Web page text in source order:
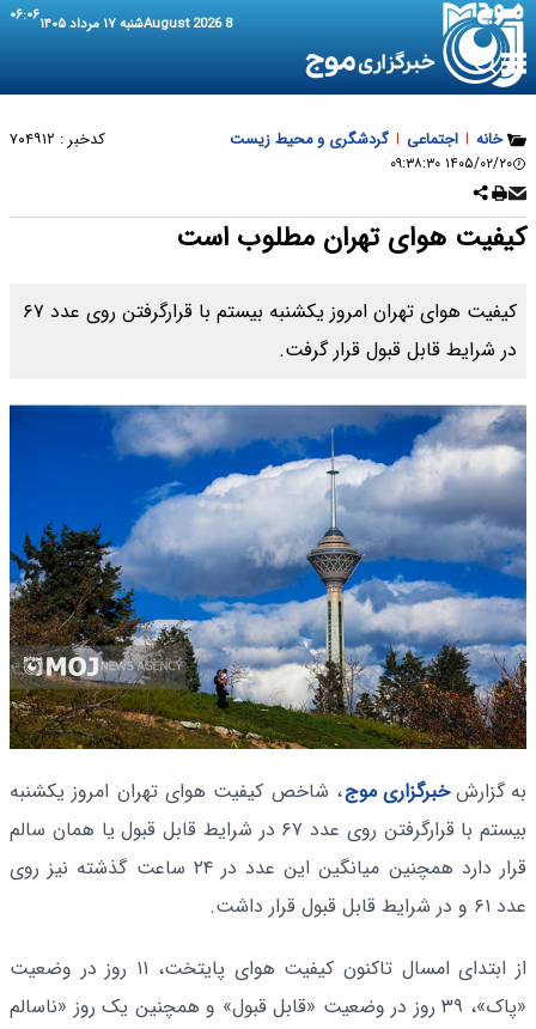
8 August 2026 شنبه ۱۷ مرداد ۱۴۰۵ ۰۶:۰۶
خانه | اجتماعی | گردشگری و محیط زیست کدخبر : ۷۰۴۹۱۲
۱۴۰۵/۰۲/۲۰ ۰۹:۳۸:۳۰
کیفیت هوای تهران مطلوب است
کیفیت هوای تهران امروز یکشنبه بیستم با قرارگرفتن روی عدد ۶۷
در شرایط قابل قبول قرار گرفت.
به گزارشخبرگزاری موج، شاخص کیفیت هوای تهران امروز یکشنبه
بیستم با قرارگرفتن روی عدد ۶۷ در شرایط قابل قبول یا همان سالم
قرار دارد همچنین میانگین این عدد در ۲۴ ساعت گذشته نیز روی
عدد ۶۱ و در شرایط قابل قبول قرار داشت.
از ابتدای امسال تاکنون کیفیت هوای پایتخت، ۱۱ روز در وضعیت
«پاک»، ۳۹ روز در وضعیت «قابل قبول» و همچنین یک روز «ناسالم